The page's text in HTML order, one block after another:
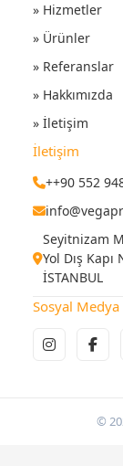
» Hizmetler
» Ürünler
» Referanslar
» Hakkımızda
» İletişim
İletişim
++90 552
Seyitnizam
Yol Dış
İSTANBUL
Sosyal Medya
©